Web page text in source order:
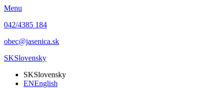
Menu
042/4385 184
obec@jasenica.sk
SKSlovensky
SKSlovensky
ENEnglish